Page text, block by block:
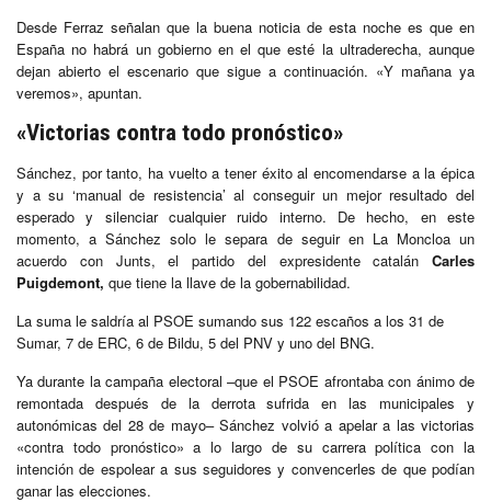
Desde Ferraz señalan que la buena noticia de esta noche es que en
España no habrá un gobierno en el que esté la ultraderecha, aunque
dejan abierto el escenario que sigue a continuación. «Y mañana ya
veremos», apuntan.
«Victorias contra todo pronóstico»
Sánchez, por tanto, ha vuelto a tener éxito al encomendarse a la épica
y a su ‘manual de resistencia’ al conseguir un mejor resultado del
esperado y silenciar cualquier ruido interno. De hecho, en este
momento, a Sánchez solo le separa de seguir en La Moncloa un
acuerdo con Junts, el partido del expresidente catalán Carles
Puigdemont, que tiene la llave de la gobernabilidad.
La suma le saldría al PSOE sumando sus 122 escaños a los 31 de
Sumar, 7 de ERC, 6 de Bildu, 5 del PNV y uno del BNG.
Ya durante la campaña electoral –que el PSOE afrontaba con ánimo de
remontada después de la derrota sufrida en las municipales y
autonómicas del 28 de mayo– Sánchez volvió a apelar a las victorias
«contra todo pronóstico» a lo largo de su carrera política con la
intención de espolear a sus seguidores y convencerles de que podían
ganar las elecciones.